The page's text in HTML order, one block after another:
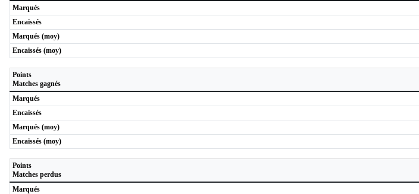
Marqués
Encaissés
Marqués (moy)
Encaissés (moy)
Points
Matches gagnés
Marqués
Encaissés
Marqués (moy)
Encaissés (moy)
Points
Matches perdus
Marqués